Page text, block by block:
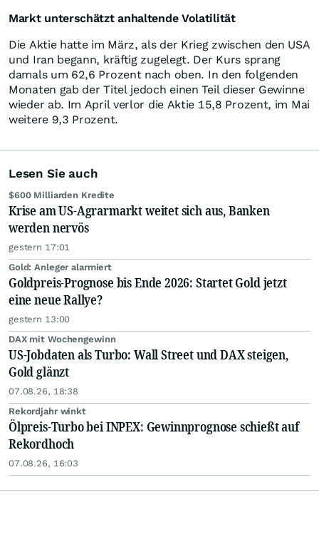
Markt unterschätzt anhaltende Volatilität
Die Aktie hatte im März, als der Krieg zwischen den USA
und Iran begann, kräftig zugelegt. Der Kurs sprang
damals um 62,6 Prozent nach oben. In den folgenden
Monaten gab der Titel jedoch einen Teil dieser Gewinne
wieder ab. Im April verlor die Aktie 15,8 Prozent, im Mai
weitere 9,3 Prozent.
Lesen Sie auch
$600 Milliarden Kredite
Krise am US-Agrarmarkt weitet sich aus, Banken
werden nervös
gestern 17:01
Gold: Anleger alarmiert
Goldpreis-Prognose bis Ende 2026: Startet Gold jetzt
eine neue Rallye?
gestern 13:00
DAX mit Wochengewinn
US-Jobdaten als Turbo: Wall Street und DAX steigen,
Gold glänzt
07.08.26, 18:38
Rekordjahr winkt
Ölpreis-Turbo bei INPEX: Gewinnprognose schießt auf
Rekordhoch
07.08.26, 16:03